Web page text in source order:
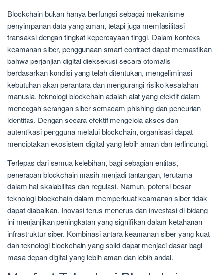
Blockchain bukan hanya berfungsi sebagai mekanisme
penyimpanan data yang aman, tetapi juga memfasilitasi
transaksi dengan tingkat kepercayaan tinggi. Dalam konteks
keamanan siber, penggunaan smart contract dapat memastikan
bahwa perjanjian digital dieksekusi secara otomatis
berdasarkan kondisi yang telah ditentukan, mengeliminasi
kebutuhan akan perantara dan mengurangi risiko kesalahan
manusia. teknologi blockchain adalah alat yang efektif dalam
mencegah serangan siber semacam phishing dan pencurian
identitas. Dengan secara efektif mengelola akses dan
autentikasi pengguna melalui blockchain, organisasi dapat
menciptakan ekosistem digital yang lebih aman dan terlindungi.
Terlepas dari semua kelebihan, bagi sebagian entitas,
penerapan blockchain masih menjadi tantangan, terutama
dalam hal skalabilitas dan regulasi. Namun, potensi besar
teknologi blockchain dalam memperkuat keamanan siber tidak
dapat diabaikan. Inovasi terus menerus dan investasi di bidang
ini menjanjikan peningkatan yang signifikan dalam ketahanan
infrastruktur siber. Kombinasi antara keamanan siber yang kuat
dan teknologi blockchain yang solid dapat menjadi dasar bagi
masa depan digital yang lebih aman dan lebih andal.